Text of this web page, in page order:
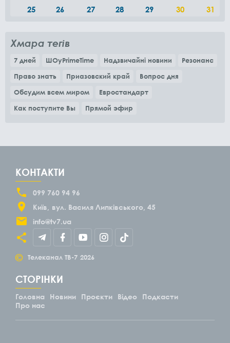
25
26 27 28 29 30 31
Хмара тегів
7 дней ШОуPrimeTime Надзвичайні новини
Резонанс
Право знать
Приазовский край
Вопрос дня
Обсудим всем миром
Евростандарт
Как поступите Вы
Прямой эфир
КОНТАКТИ
099 760 94 96
Київ
вул. Василя Липківського, 45
info@tv7.ua
© Телеканал ТВ-7 2026
СТОРІНКИ
Головна Новини Проєкти Відео
Подкасти
Про нас